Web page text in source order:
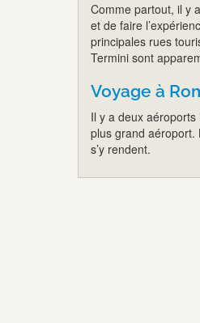
Comme partout, il y
et de faire
principales rues
Termini sont
Voyage à
Il y a deux
plus grand aéroport.
s’y rendent.